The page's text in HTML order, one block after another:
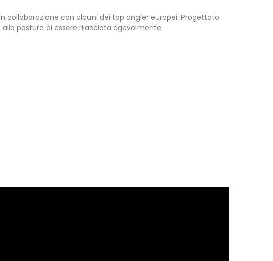
collaborazione con alcuni dei top angler europei. Progettato
pastura di essere rilasciata agevolmente.